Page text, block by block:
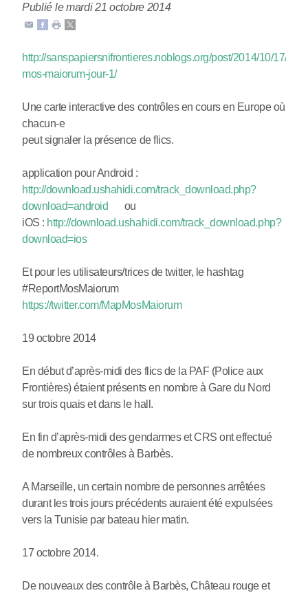
Publié le mardi 21 octobre 2014
http://sanspapiersnifrontieres.noblogs.org/post/2014/10/17/
mos-maiorum-jour-1/
Une carte interactive des contrôles en cours en Europe où
chacun-e
peut signaler la présence de flics.
application pour Android :
http://download.ushahidi.com/track_download.php?
download=android
ou
iOS : http://download.ushahidi.com/track_download.php?
download=ios
Et pour les utilisateurs/trices de twitter, le hashtag
#ReportMosMaiorum
https://twitter.com/MapMosMaiorum
19 octobre 2014
En début d’après-midi des flics de la PAF (Police aux
Frontières) étaient présents en nombre à Gare du Nord
sur trois quais et dans le hall.
En fin d’après-midi des gendarmes et CRS ont effectué
de nombreux contrôles à Barbès.
A Marseille, un certain nombre de personnes arrêtées
durant les trois jours précédents auraient été expulsées
vers la Tunisie par bateau hier matin.
17 octobre 2014.
De nouveaux des contrôle à Barbès, Château rouge et